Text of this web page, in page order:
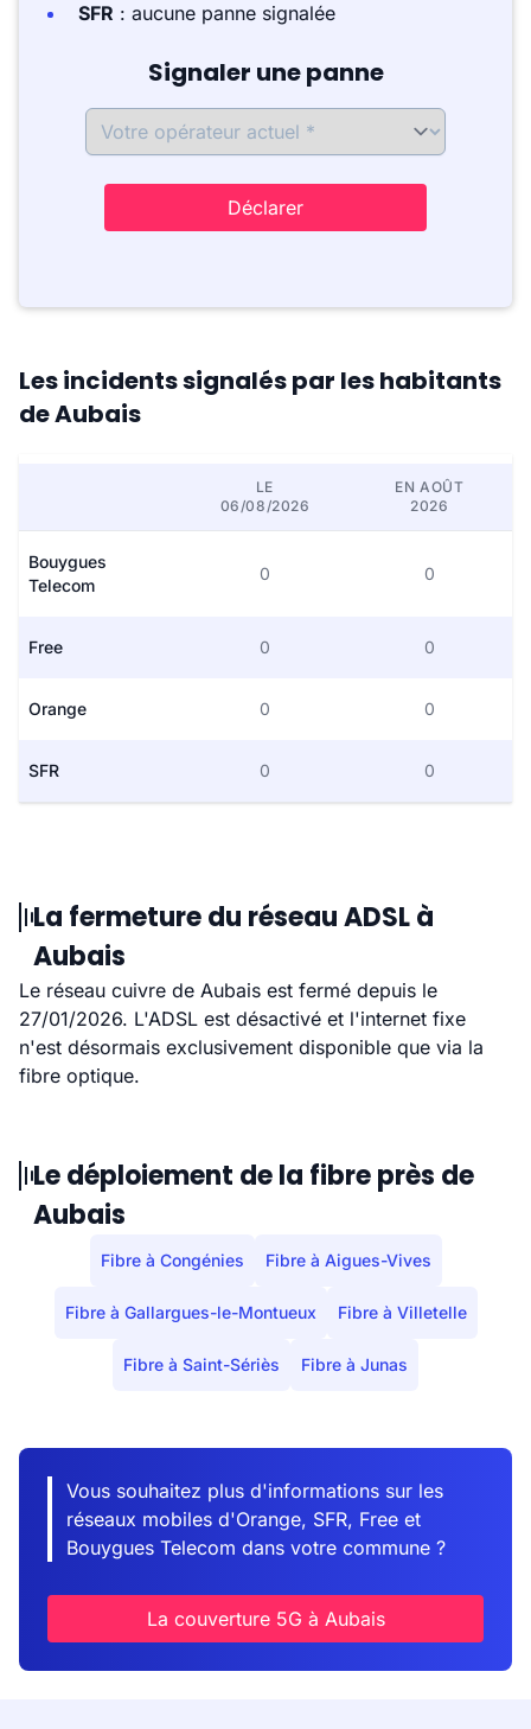
SFR : aucune panne signalée
Signaler une panne
Déclarer
Les incidents signalés par les habitants
de Aubais
LE
06/08/2026
EN AOÛT
2026
Bouygues
Telecom
0 0
Free 0 0
Orange 0 0
SFR 0 0
La fermeture du réseau ADSL à
Aubais
Le réseau cuivre de Aubais est fermé depuis le
27/01/2026. L'ADSL est désactivé et l'internet fixe
n'est désormais exclusivement disponible que via la
fibre optique.
Le déploiement de la fibre près de
Aubais
Fibre à Congénies Fibre à Aigues-Vives
Fibre à Gallargues-le-Montueux Fibre à Villetelle
Fibre à Saint-Sériès Fibre à Junas
Vous souhaitez plus d'informations sur les
réseaux mobiles d'Orange, SFR, Free et
Bouygues Telecom dans votre commune ?
La couverture 5G à Aubais